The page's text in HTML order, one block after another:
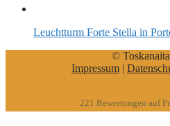
Leuchtturm Forte Stella in
©
Impressum |
221 Bewertungen auf